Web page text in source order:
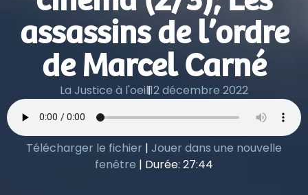
assassins de l’ordre
de Marcel Carné
La Justice à l'oeil12 décembre 2022
Télécharger le fichier | Jouer dans une nouvelle
fenêtre | Durée: 27:44